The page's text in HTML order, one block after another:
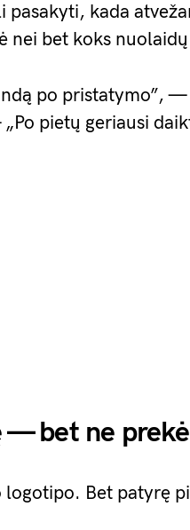
kada
nei bet koks
po pristatymo”,
pietų geriausi
bet ne
logotipo. Bet patyrę